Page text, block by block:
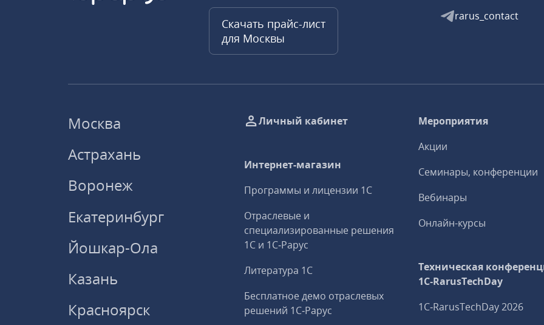
Скачать прайс-лист
для Москвы
rarus_contact
Москва
Астрахань
Воронеж
Екатеринбург
Йошкар-Ола
Казань
Красноярск
Личный кабинет
Интернет-магазин
Программы и лицензии 1С
Отраслевые и
специализированные решения
1С и 1С‑Рарус
Литература 1С
Бесплатное демо отраслевых
решений 1С‑Рарус
Мероприятия
Акции
Семинары, конференции
Вебинары
Онлайн-курсы
Техническая
1C‑RarusTechDay
1C‑RarusTechDay 2026